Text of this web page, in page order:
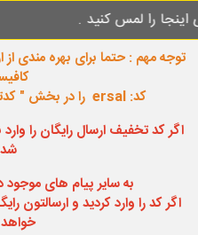
کنید .
کد: ersal را در بخش " کدتخفیف دارید؟ " وارد کنید.
اگر کد تخفیف ارسال رایگان را
به سایر پیام های موجود
اگر کد را وارد کردید و ارسالتون